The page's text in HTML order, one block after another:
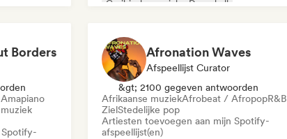
Caribische muziek
Dancehall
Borders Afronation Waves
Afspeellijst Curator
&gt; 2100 gegeven antwoorden
Afrikaanse muziekAfrobeat / AfropopR&B
ZielStedelijke pop
Artiesten toevoegen aan mijn Spotify-
afspeellijst(en)